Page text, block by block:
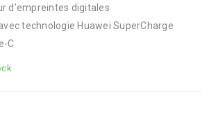
d’empreintes digitales
technologie Huawei SuperCharge
C